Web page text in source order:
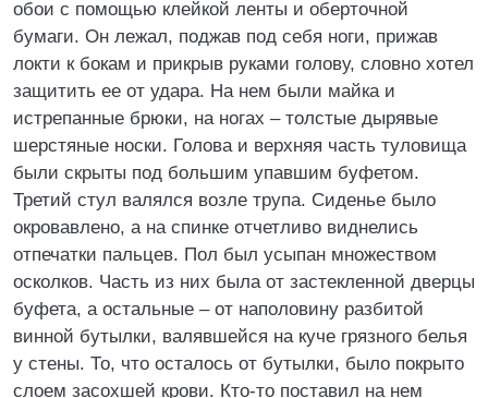
обои с помощью клейкой ленты и оберточной
бумаги. Он лежал, поджав под себя ноги, прижав
локти к бокам и прикрыв руками голову, словно хотел
защитить ее от удара. На нем были майка и
истрепанные брюки, на ногах – толстые дырявые
шерстяные носки. Голова и верхняя часть туловища
были скрыты под большим упавшим буфетом.
Третий стул валялся возле трупа. Сиденье было
окровавлено, а на спинке отчетливо виднелись
отпечатки пальцев. Пол был усыпан множеством
осколков. Часть из них была от застекленной дверцы
буфета, а остальные – от наполовину разбитой
винной бутылки, валявшейся на куче грязного белья
у стены. То, что осталось от бутылки, было покрыто
слоем засохшей крови. Кто-то поставил на нем